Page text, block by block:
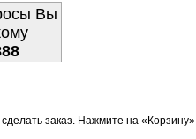
Вы
заказ. Нажмите на «Корзину»